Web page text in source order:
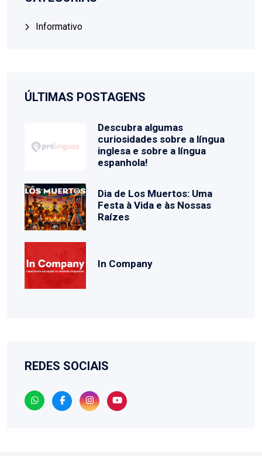
Informativo
ÚLTIMAS POSTAGENS
Descubra algumas
curiosidades sobre a língua
inglesa e sobre a língua
espanhola!
Dia de Los Muertos: Uma
Festa à Vida e às Nossas
Raízes
In Company
REDES SOCIAIS